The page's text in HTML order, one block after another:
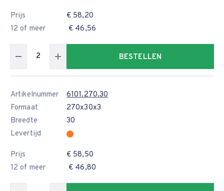
Prijs
€ 58,20
12 of meer
€ 46,56
BESTELLEN
Artikelnummer
6101.270.30
Formaat
270x30x3
Breedte
30
Levertijd
Prijs
€ 58,50
12 of meer
€ 46,80